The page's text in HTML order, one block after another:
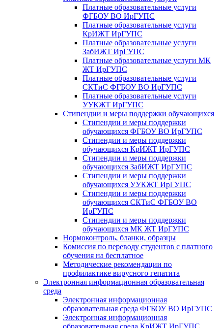
Платные образовательные услуги
ФГБОУ ВО ИрГУПС
Платные образовательные услуги
КрИЖТ ИрГУПС
Платные образовательные услуги
ЗабИЖТ ИрГУПС
Платные образовательные услуги МК
ЖТ ИрГУПС
Платные образовательные услуги
СКТиС ФГБОУ ВО ИрГУПС
Платные образовательные услуги
УУКЖТ ИрГУПС
Стипендии и меры поддержки обучающихся
Стипендии и меры поддержки
обучающихся ФГБОУ ВО ИрГУПС
Стипендии и меры поддержки
обучающихся КрИЖТ ИрГУПС
Стипендии и меры поддержки
обучающихся ЗабИЖТ ИрГУПС
Стипендии и меры поддержки
обучающихся УУКЖТ ИрГУПС
Стипендии и меры поддержки
обучающихся СКТиС ФГБОУ ВО
ИрГУПС
Стипендии и меры поддержки
обучающихся МК ЖТ ИрГУПС
Нормоконтроль, бланки, образцы
Комиссия по переводу студентов с платного
обучения на бесплатное
Методические рекомендации по
профилактике вирусного гепатита
Электронная информационная образовательная
среда
Электронная информационная
образовательная среда ФГБОУ ВО ИрГУПС
Электронная информационная
образовательная среда КрИЖТ ИрГУПС